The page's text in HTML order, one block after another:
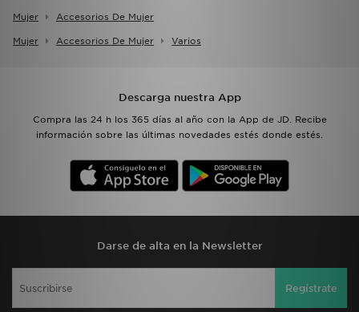
Mujer Accesorios De Mujer
Mujer Accesorios De Mujer Varios
Descarga nuestra App
Compra las 24 h los 365 días al año con la App de JD. Recibe
información sobre las últimas novedades estés donde estés.
Darse de alta en la Newsletter
Regístrate